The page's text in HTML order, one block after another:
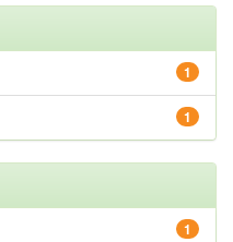
1
1
1